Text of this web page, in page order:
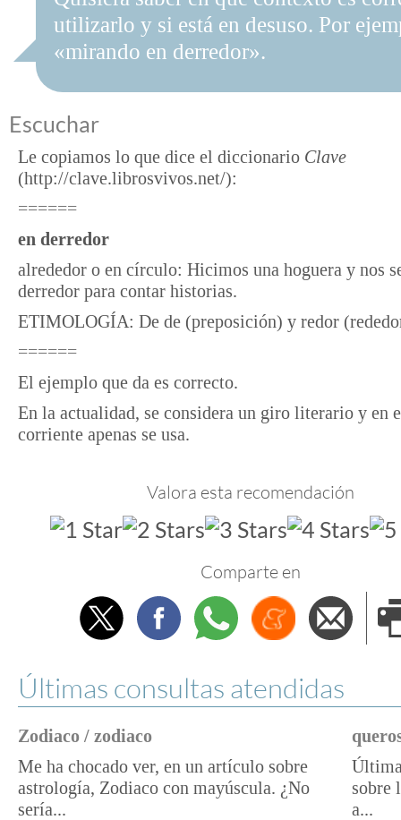
utilizarlo y si está en desuso. Por
«mirando en derredor».
Escuchar
Le copiamos lo que dice el diccionario Clave
(http://clave.librosvivos.net/):
======
en derredor
alrededor o en círculo: Hicimos una hoguera y nos
derredor para contar historias.
ETIMOLOGÍA: De de (preposición) y redor
======
El ejemplo que da es correcto.
En la actualidad, se considera un giro literario y en
corriente apenas se usa.
Valora esta recomendación
Comparte en
TwitterFacebookWhatsappMenéame
Últimas consultas atendidas
Zodiaco / zodiaco
Me ha chocado ver, en un artículo sobre
astrología, Zodiaco con mayúscula. ¿No
sería...
sobre
a...